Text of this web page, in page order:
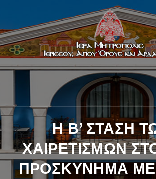
Η Β’ ΣΤΑΣΗ
ΧΑΙΡΕΤΙΣΜΩΝ
ΠΡΟΣΚΥΝΗΜΑ